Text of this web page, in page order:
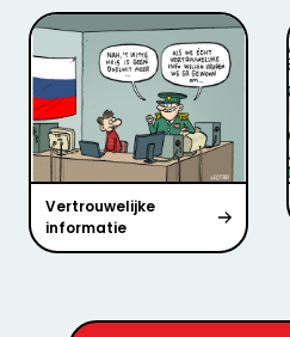
Vertrouwelijke
informatie